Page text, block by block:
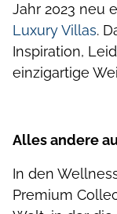
Jahr 2023 neu
Luxury Villas.
Inspiration,
einzigartige
Alles andere
In den
Premium